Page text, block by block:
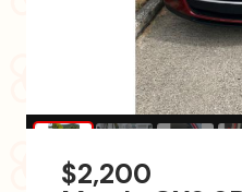
$2,200